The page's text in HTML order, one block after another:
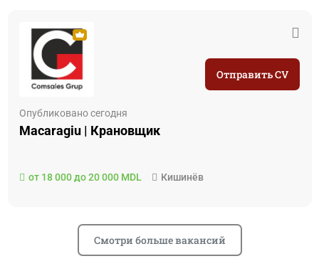
Опубликовано сегодня
Macaragiu | Крановщик
от 18 000 до 20 000 MDL Кишинёв
Отправить CV
Смотри больше вакансий